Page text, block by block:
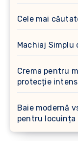
Cele mai
Machiaj Simplu
Crema pentru
protecție
Baie modernă
pentru locuința